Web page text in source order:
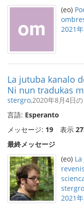
(eo)
2021
La jutuba kanalo
Ni nun tradukas
stergro,2020年8月4日の
言語: Esperanto
メッセージ: 19 表示
最終メッセージ
(eo)
stergro
2021